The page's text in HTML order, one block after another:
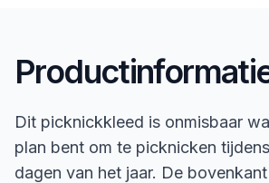
Dit picknickkleed is onmisbaar
plan bent om te picknicken
dagen van het jaar. De